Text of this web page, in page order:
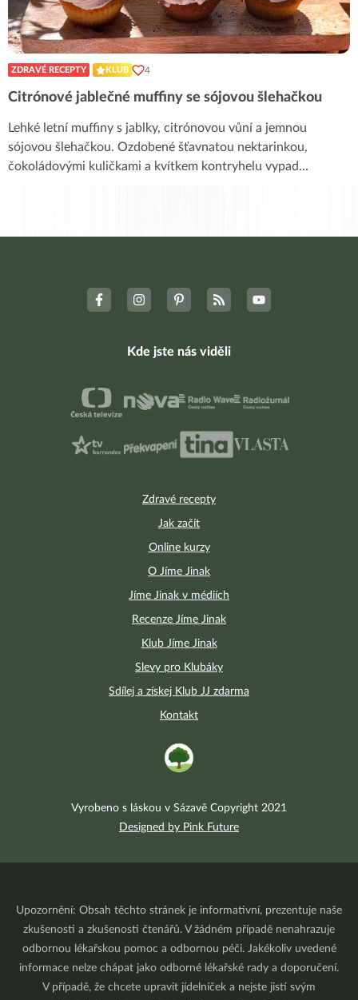
ZDRAVÉ RECEPTY KLUB 4
Citrónové jablečné muffiny se sójovou šlehačkou
Lehké letní muffiny s jablky, citrónovou vůní a jemnou
sójovou šlehačkou. Ozdobené šťavnatou nektarinkou,
čokoládovými kuličkami a kvítkem kontryhelu vypad...
Zdravé recepty
Jak začít
Online kurzy
O Jíme Jinak
Jíme Jinak v médiích
Recenze Jíme Jinak
Klub Jíme Jinak
Slevy pro Klubáky
Sdílej a získej Klub JJ zdarma
Kontakt
Kde jste nás viděli
Vyrobeno s láskou v Sázavě Copyright 2021
Designed by Pink Future
Upozornění: Obsah těchto stránek je informativní, prezentuje naše
zkušenosti a zkušenosti čtenářů. V žádném případě nenahrazuje
odbornou lékařskou pomoc a odbornou péči. Jakékoliv uvedené
informace nelze chápat jako odborné lékařské rady a doporučení.
V případě, že chcete upravit jídelníček a nejste jistí svým